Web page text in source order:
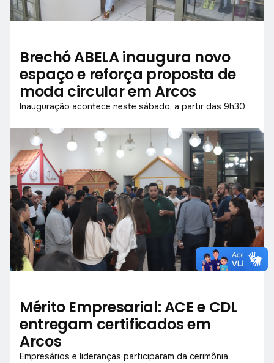
Brechó ABELA inaugura novo
espaço e reforça proposta de
moda circular em Arcos
Inauguração acontece neste sábado, a partir das 9h30.
Mérito Empresarial: ACE e CDL
entregam certificados em
Arcos
Empresários e lideranças participaram da cerimônia